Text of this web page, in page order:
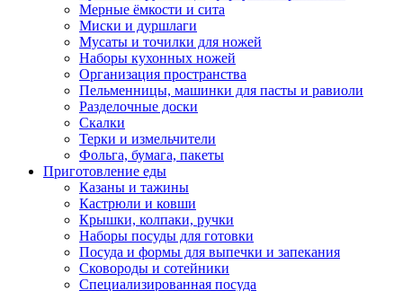
Мерные ёмкости и сита
Миски и дуршлаги
Мусаты и точилки для ножей
Наборы кухонных ножей
Организация пространства
Пельменницы, машинки для пасты и равиоли
Разделочные доски
Скалки
Терки и измельчители
Фольга, бумага, пакеты
Приготовление еды
Казаны и тажины
Кастрюли и ковши
Крышки, колпаки, ручки
Наборы посуды для готовки
Посуда и формы для выпечки и запекания
Сковороды и сотейники
Специализированная посуда